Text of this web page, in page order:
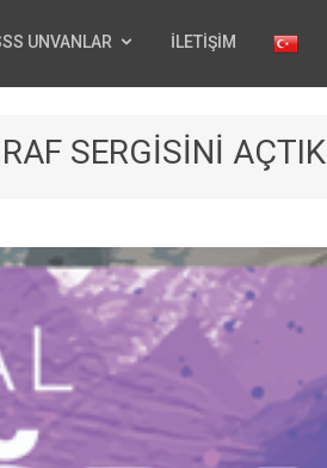
UNVANLAR İLETİŞİM
SERGİSİNİ AÇTIK